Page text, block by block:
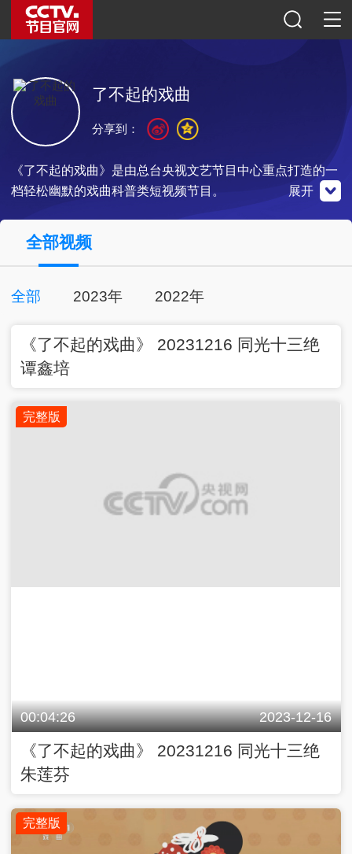
了不起的戏曲
《了不起的戏曲》是由总台央视文艺节目中心重点打造的一
档轻松幽默的戏曲科普类短视频节目。
央视影音
点击下载
展开
分享到：
全部视频
全部 2023年 2022年
完整版
《了不起的戏曲》 20231216 同光十三绝
谭鑫培
完整版
00:04:26 2023-12-16
《了不起的戏曲》 20231216 同光十三绝
朱莲芬
完整版